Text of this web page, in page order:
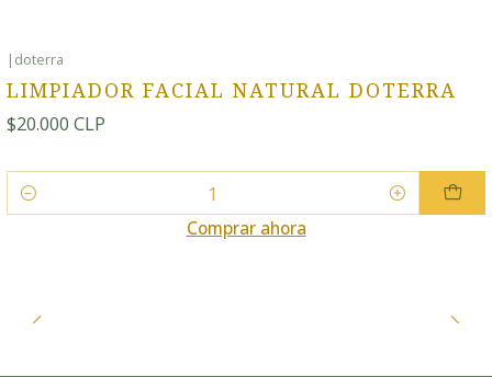
| doterra
LIMPIADOR FACIAL NATURAL DOTERRA
$20.000 CLP
Cantidad
Comprar ahora